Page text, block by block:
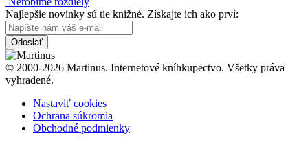
Najlepšie novinky sú tie knižné. Získajte ich ako prví:
Odoslať
© 2000-2026 Martinus. Internetové kníhkupectvo. Všetky práva
vyhradené.
Nastaviť cookies
Ochrana súkromia
Obchodné podmienky